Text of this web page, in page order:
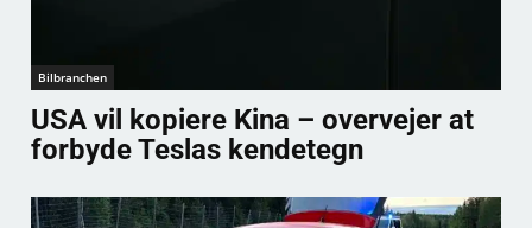
Bilbranchen
USA vil kopiere Kina – overvejer at
forbyde Teslas kendetegn